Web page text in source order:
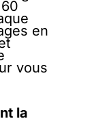
en
vous
la